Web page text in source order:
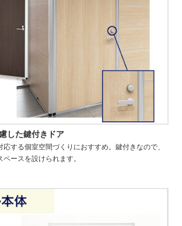
した鍵付きドア
する個室空間づくりにおすすめ。鍵付きなので、
ースを設けられます。